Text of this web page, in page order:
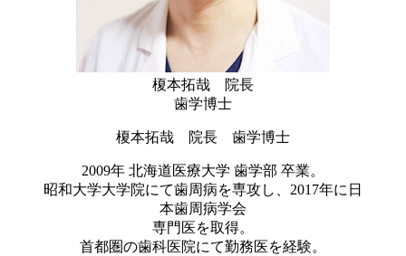
榎本拓哉 院長
歯学博士
榎本拓哉 院長 歯学博士
2009年 北海道医療大学 歯学部 卒業。
昭和大学大学院にて歯周病を専攻し、2017年に日
本歯周病学会
専門医を取得。
首都圏の歯科医院にて勤務医を経験。